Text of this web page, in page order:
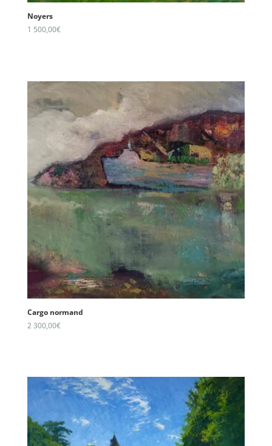
Noyers
1 500,00€
Cargo normand
2 300,00€